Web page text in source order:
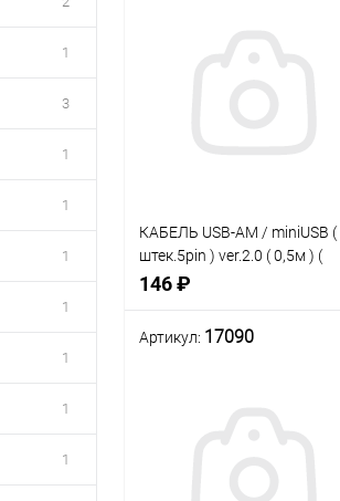
1
3
1
1
1
1
1
1
1
КАБЕЛЬ USB-AM / miniUSB (
штек.5pin ) ver.2.0 ( 0,5м ) (
Plastic- Gold ) , cиликон, 100%
146 ₽
Артикул: 17090